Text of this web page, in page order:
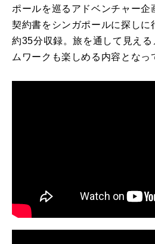
ポールを巡るアドベンチャー企
契約書をシンガポールに探しに
約35分収録。旅を通して見え
ムワークも楽しめる内容となっ